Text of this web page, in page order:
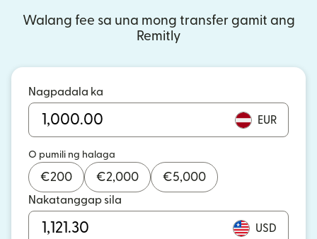
Walang fee sa una mong transfer gamit ang
Remitly
Nagpadala ka
EUR
O pumili ng halaga
€200 €2,000 €5,000
Nakatanggap sila
USD